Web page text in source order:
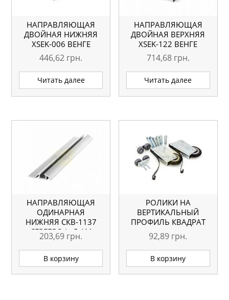
НАПРАВЛЯЮЩАЯ
ДВОЙНАЯ НИЖНЯЯ
ХSEK-006 ВЕНГЕ
ГЛЯНЕЦ L=5,1М
ОРИГИНАЛ
446,62 грн.
Читать далее
НАПРАВЛЯЮЩАЯ
ДВОЙНАЯ ВЕРХНЯЯ
ХSEK-122 ВЕНГЕ
ГЛЯНЕЦ L=5.1М
ОРИГИНАЛ
714,68 грн.
Читать далее
НАПРАВЛЯЮЩАЯ
ОДИНАРНАЯ
НИЖНЯЯ СКВ-1137
СЕРЕБРО L=5.1М
ОРИГИНАЛ
203,69 грн.
В корзину
РОЛИКИ НА
ВЕРТИКАЛЬНЫЙ
ПРОФИЛЬ КВАДРАТ
92,89 грн.
В корзину